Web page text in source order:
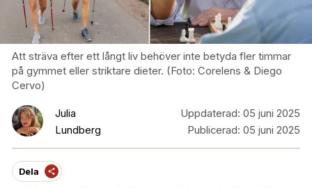
Att sträva efter ett långt liv behöver inte betyda fler timmar
på gymmet eller striktare dieter. (Foto: Corelens & Diego
Cervo)
Julia
Lundberg
Uppdaterad: 05 juni 2025
Publicerad: 05 juni 2025
Dela